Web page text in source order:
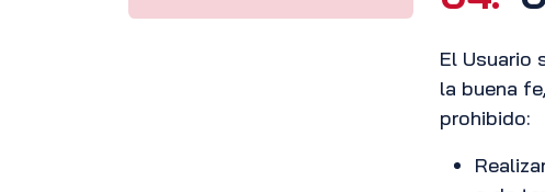
El Usuario
la buena
prohibido: